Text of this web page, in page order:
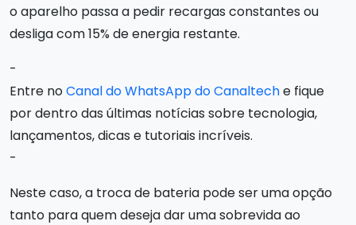
o aparelho passa a pedir recargas constantes ou
desliga com 15% de energia restante.
-
Entre noCanal do WhatsApp do Canalteche fique
por dentro das últimas notícias sobre tecnologia,
lançamentos, dicas e tutoriais incríveis.
-
Neste caso, a troca de bateria pode ser uma opção
tanto para quem deseja dar uma sobrevida ao